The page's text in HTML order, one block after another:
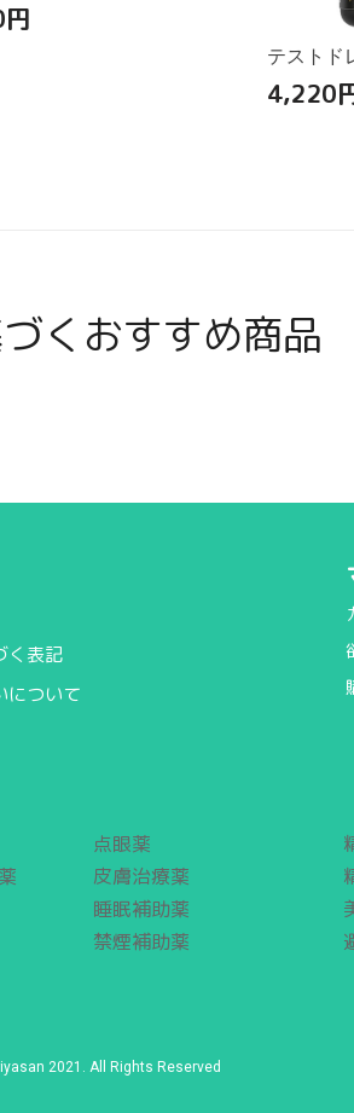
円
テストド
4,220
くおすすめ商品
く表記
について
点眼薬
皮膚治療薬
睡眠補助薬
禁煙補助薬
2021. All Rights Reserved